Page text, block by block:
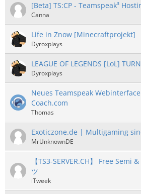
[Beta] TS:CP - Teamspeak³
Canna
Life in Znow [Minecraftprojekt]
Dyroxplays
LEAGUE OF LEGENDS [LoL]
Dyroxplays
Neues Teamspeak
Coach.com
Thomas
Exoticzone.de | Multigaming
MrUnknownDE
【TS3-SERVER.CH】 Free Semi
ツ
iTweek